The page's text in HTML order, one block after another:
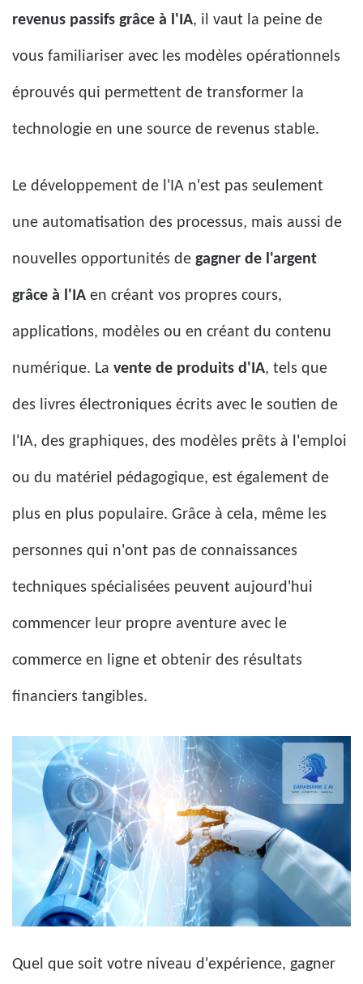
revenus passifs grâce à l'IA, il vaut la peine de
vous familiariser avec les modèles opérationnels
éprouvés qui permettent de transformer la
technologie en une source de revenus stable.
Le développement de l'IA n'est pas seulement
une automatisation des processus, mais aussi de
nouvelles opportunités de gagner de l'argent
grâce à l'IA en créant vos propres cours,
applications, modèles ou en créant du contenu
numérique. La vente de produits d'IA, tels que
des livres électroniques écrits avec le soutien de
l'IA, des graphiques, des modèles prêts à l'emploi
ou du matériel pédagogique, est également de
plus en plus populaire. Grâce à cela, même les
personnes qui n'ont pas de connaissances
techniques spécialisées peuvent aujourd'hui
commencer leur propre aventure avec le
commerce en ligne et obtenir des résultats
financiers tangibles.
Quel que soit votre niveau d'expérience, gagner